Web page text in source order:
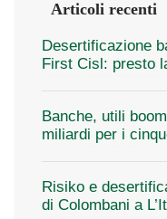
Articoli recenti
Desertificazione
First Cisl: presto
Banche, utili
miliardi per i
Risiko e
di Colombani a